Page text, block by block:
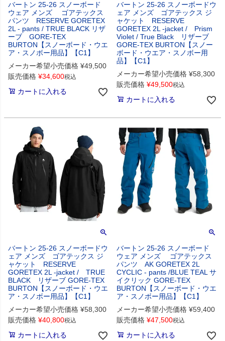
バートン 25-26 スノーボード
ウェア メンズ ゴアテックス
パンツ RESERVE GORETEX
2L - pants / TRUE BLACK リザ
ーブ GORE-TEX
BURTON【スノーボード・ウエ
ア・スノボー用品】【C1】
メーカー希望小売価格 ¥49,500
販売価格 ¥34,600税込
カートに入れる
バートン 25-26 スノーボードウ
ェア メンズ ゴアテックス ジ
ャケット RESERVE
GORETEX 2L -jacket / Prism
Violet / True Black リザーブ
GORE-TEX BURTON【スノー
ボード・ウエア・スノボー用
品】【C1】
メーカー希望小売価格 ¥58,300
販売価格 ¥49,500税込
カートに入れる
バートン 25-26 スノーボードウ
ェア メンズ ゴアテックス ジ
ャケット RESERVE
GORETEX 2L -jacket / TRUE
BLACK リザーブ GORE-TEX
BURTON【スノーボード・ウエ
ア・スノボー用品】【C1】
メーカー希望小売価格 ¥58,300
販売価格 ¥40,800税込
カートに入れる
バートン 25-26 スノーボード
ウェア メンズ ゴアテックス
パンツ AK GORETEX 2L
CYCLIC - pants /BLUE TEAL サ
イクリック GORE-TEX
BURTON【スノーボード・ウエ
ア・スノボー用品】【C1】
メーカー希望小売価格 ¥59,400
販売価格 ¥47,500税込
カートに入れる